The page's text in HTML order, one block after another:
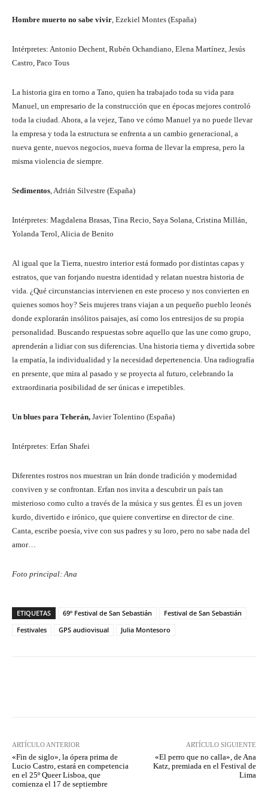
Hombre muerto no sabe vivir, Ezekiel Montes (España)
Intérpretes: Antonio Dechent, Rubén Ochandiano, Elena Martínez, Jesús
Castro, Paco Tous
La historia gira en torno a Tano, quien ha trabajado toda su vida para
Manuel, un empresario de la construcción que en épocas mejores controló
toda la ciudad. Ahora, a la vejez, Tano ve cómo Manuel ya no puede llevar
la empresa y toda la estructura se enfrenta a un cambio generacional, a
nueva gente, nuevos negocios, nueva forma de llevar la empresa, pero la
misma violencia de siempre.
Sedimentos, Adrián Silvestre (España)
Intérpretes: Magdalena Brasas, Tina Recio, Saya Solana, Cristina Millán,
Yolanda Terol, Alicia de Benito
Al igual que la Tierra, nuestro interior está formado por distintas capas y
estratos, que van forjando nuestra identidad y relatan nuestra historia de
vida. ¿Qué circunstancias intervienen en este proceso y nos convierten en
quienes somos hoy? Seis mujeres trans viajan a un pequeño pueblo leonés
donde explorarán insólitos paisajes, así como los entresijos de su propia
personalidad. Buscando respuestas sobre aquello que las une como grupo,
aprenderán a lidiar con sus diferencias. Una historia tierna y divertida sobre
la empatía, la individualidad y la necesidad depertenencia. Una radiografía
en presente, que mira al pasado y se proyecta al futuro, celebrando la
extraordinaria posibilidad de ser únicas e irrepetibles.
Un blues para Teherán, Javier Tolentino (España)
Intérpretes: Erfan Shafei
Diferentes rostros nos muestran un Irán donde tradición y modernidad
conviven y se confrontan. Erfan nos invita a descubrir un país tan
misterioso como culto a través de la música y sus gentes. Él es un joven
kurdo, divertido e irónico, que quiere convertirse en director de cine.
Canta, escribe poesía, vive con sus padres y su loro, pero no sabe nada del
amor…
Foto principal: Ana
ETIQUETAS 69º Festival de San Sebastián
Festival de San Sebastián
Festivales
GPS audiovisual Julia Montesoro
ARTÍCULO ANTERIOR
«Fin de siglo», la ópera prima de
Lucio Castro, estará en competencia
en el 25º Queer Lisboa, que
comienza el 17 de septiembre
ARTÍCULO SIGUIENTE
«El perro que no calla», de Ana
Katz, premiada en el Festival de
Lima